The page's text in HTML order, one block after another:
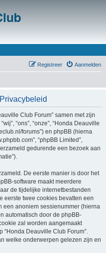
Aanmelden
Registreer
Club Forum” samen met zijn
“ons”, “onze”, “Honda Deauville
forums”) en phpBB (hierna
“phpBB Limited”,
gedurende een bezoek aan
De eerste manier is door het
software maakt meerdere
de tijdelijke internetbestanden
eerste twee cookies bevatten een
een anoniem sessienummer (hierna
automatisch door de phpBB-
zal worden aangemaakt
Deauville Club Forum”.
welke onderwerpen gelezen zijn en